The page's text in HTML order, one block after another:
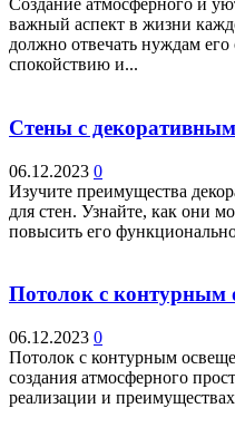
Создание атмосферного и
важный аспект в жизни
должно отвечать нуждам его
спокойствию и...
Стены с
06.12.2023 0
Изучите преимущества
для стен. Узнайте, как они
повысить его
Потолок с контурным
06.12.2023 0
Потолок с контурным
создания атмосферного
реализации и